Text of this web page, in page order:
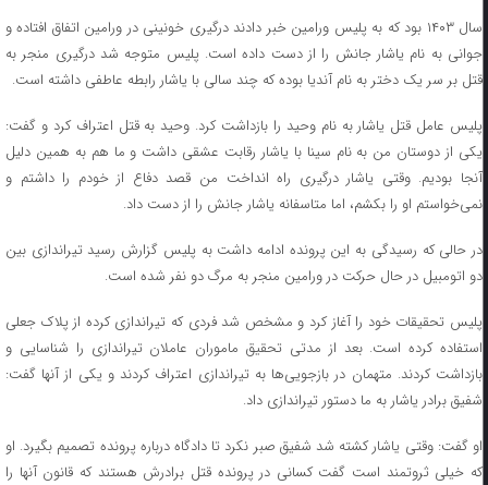
سال ۱۴۰۳ بود که به پلیس ورامین خبر دادند درگیری خونینی در ورامین اتفاق افتاده و
جوانی به نام یاشار جانش را از دست داده است. پلیس متوجه شد درگیری منجر به
قتل بر سر یک دختر به نام آندیا بوده که چند سالی با یاشار رابطه عاطفی داشته است.
پلیس عامل قتل یاشار به نام وحید را بازداشت کرد. وحید به قتل اعتراف کرد و گفت:
یکی از دوستان من به نام سینا با یاشار رقابت عشقی داشت و ما هم به همین دلیل
آنجا بودیم. وقتی یاشار درگیری راه انداخت من قصد دفاع از خودم را داشتم و
نمی‌خواستم او را بکشم، اما متاسفانه یاشار جانش را از دست داد.
در حالی که رسیدگی به این پرونده ادامه داشت به پلیس گزارش رسید تیراندازی بین
دو اتومبیل در حال حرکت در ورامین منجر به مرگ دو نفر شده است.
پلیس تحقیقات خود را آغاز کرد و مشخص شد فردی که تیراندازی کرده از پلاک جعلی
استفاده کرده است. بعد از مدتی تحقیق ماموران عاملان تیراندازی را شناسایی و
بازداشت کردند. متهمان در بازجویی‌ها به تیراندازی اعتراف کردند و یکی از آنها گفت:
شفیق برادر یاشار به ما دستور تیراندازی داد.
او گفت: وقتی یاشار کشته شد شفیق صبر نکرد تا دادگاه درباره پرونده تصمیم بگیرد. او
که خیلی ثروتمند است گفت کسانی در پرونده قتل برادرش هستند که قانون آنها را